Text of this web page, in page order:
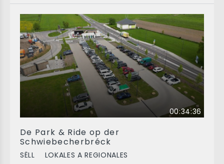
00:34:36
De Park & Ride op der
Schwiebecherbréck
SËLL LOKALES A REGIONALES